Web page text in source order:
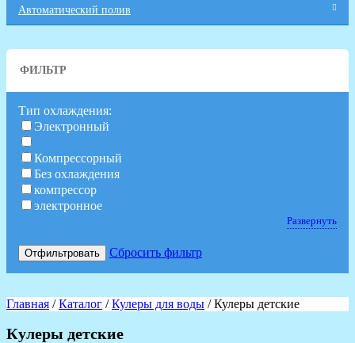
Автоматический полив
ФИЛЬТР
Тип охлаждения:
Электронный
Компрессорный
Без охлаждения
компрессор
электронное
Развернуть
Отфильтровать Сбросить фильтр
Главная /Каталог /Кулеры для воды / Кулеры детские
Кулеры детские